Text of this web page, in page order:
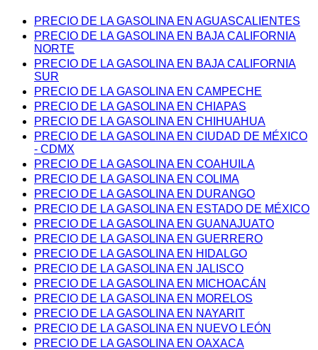
PRECIO DE LA GASOLINA EN AGUASCALIENTES
PRECIO DE LA GASOLINA EN BAJA CALIFORNIA
NORTE
PRECIO DE LA GASOLINA EN BAJA CALIFORNIA
SUR
PRECIO DE LA GASOLINA EN CAMPECHE
PRECIO DE LA GASOLINA EN CHIAPAS
PRECIO DE LA GASOLINA EN CHIHUAHUA
PRECIO DE LA GASOLINA EN CIUDAD DE MÉXICO
- CDMX
PRECIO DE LA GASOLINA EN COAHUILA
PRECIO DE LA GASOLINA EN COLIMA
PRECIO DE LA GASOLINA EN DURANGO
PRECIO DE LA GASOLINA EN ESTADO DE MÉXICO
PRECIO DE LA GASOLINA EN GUANAJUATO
PRECIO DE LA GASOLINA EN GUERRERO
PRECIO DE LA GASOLINA EN HIDALGO
PRECIO DE LA GASOLINA EN JALISCO
PRECIO DE LA GASOLINA EN MICHOACÁN
PRECIO DE LA GASOLINA EN MORELOS
PRECIO DE LA GASOLINA EN NAYARIT
PRECIO DE LA GASOLINA EN NUEVO LEÓN
PRECIO DE LA GASOLINA EN OAXACA